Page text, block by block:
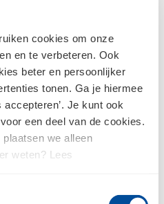
cookies om onze
en te verbeteren. Ook
beter en persoonlijker
tonen. Ga je hiermee
Je kunt ook
een deel van de cookies.
we alleen
weten? Lees
badkamer
tool